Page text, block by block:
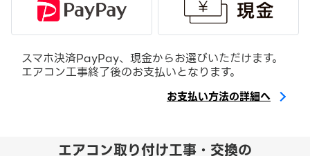
スマホ決済PayPay、現金からお選びいただけます。
エアコン工事終了後のお支払いとなります。
お支払い方法の詳細へ
エアコン取り付け工事・交換の